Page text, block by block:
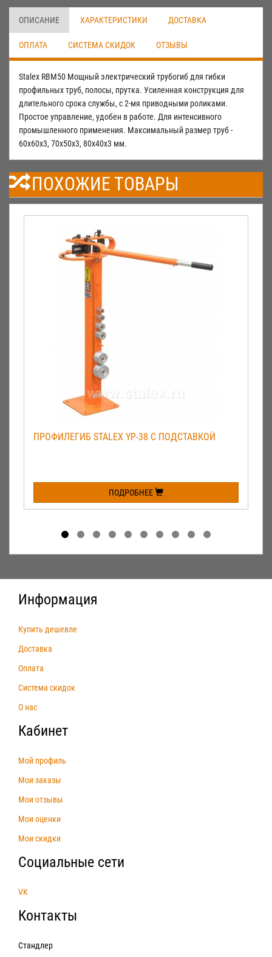
ОПИСАНИЕ ХАРАКТЕРИСТИКИ ДОСТАВКА
ОПЛАТА СИСТЕМА СКИДОК ОТЗЫВЫ
Stalex RBM50 Мощный электрический трубогиб для гибки
профильных труб, полосы, прутка. Усиленная конструкция для
длительного срока службы, с 2-мя приводными роликами.
Простое управление, удобен в работе. Для интенсивного
промышленного применения. Максимальный размер труб -
60х60х3, 70х50х3, 80х40х3 мм.
ПОХОЖИЕ ТОВАРЫ
ПРОФИЛЕГИБ STALEX YP-38 С ПОДСТАВКОЙ
ПОДРОБНЕЕ
Информация
Купить дешевле
Доставка
Оплата
Система скидок
О нас
Кабинет
Мой профиль
Мои заказы
Мои отзывы
Мои оценки
Мои скидки
Социальные сети
VK
Контакты
Стандлер